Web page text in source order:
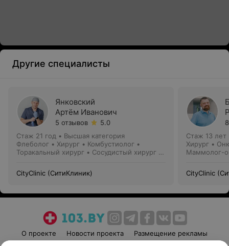
Другие специалисты
Янковский
Артём Иванович
5 отзывов
5.0
Стаж 21 год • Высшая категория
Флеболог • Хирург • Комбустиолог •
Торакальный хирург • Сосудистый хирург •
CityClinic (СитиКлиник)
Стаж 13 лет
Хирург •
Маммолог-
CityClinic
О проекте Новости проекта
Размещение рекламы